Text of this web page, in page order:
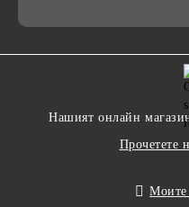
Нашият онлайн
Прочетете
Моите